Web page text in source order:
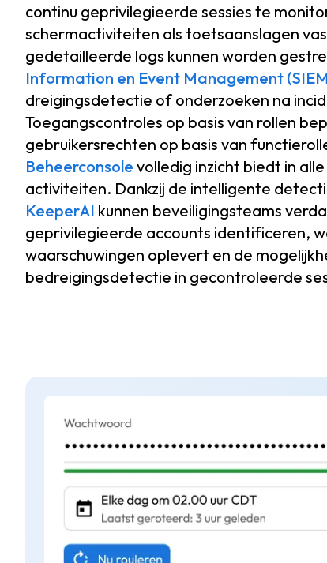
continu geprivilegieerde sessies te
schermactiviteiten als toetsaanslagen
gedetailleerde logs kunnen worden
Information en Event Management
dreigingsdetectie of onderzoeken na
Toegangscontroles op basis van rollen
gebruikersrechten op basis van
Beheerconsole volledig inzicht biedt in
activiteiten. Dankzij de intelligente
KeeperAI kunnen beveiligingsteams
geprivilegieerde accounts identificeren,
waarschuwingen oplevert en de
bedreigingsdetectie in gecontroleerde